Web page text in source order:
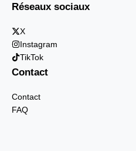
Réseaux sociaux
X
Instagram
TikTok
Contact
Contact
FAQ